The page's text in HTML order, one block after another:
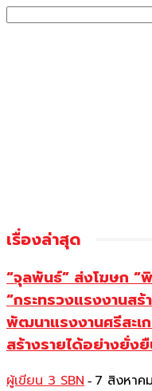
เรื่องล่าสุด
“จุลพันธ์” ส่งโฆษก “
“กระทรวงแรงงานสร้
พัฒนาแรงงานศรีสะเ
สร้างรายได้อย่างยั่ง
ผู้เขียน 3 SBN - 7 สิงหาค